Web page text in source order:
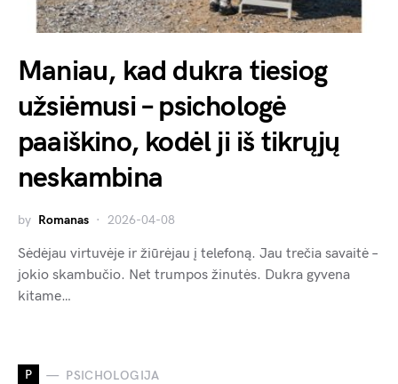
Maniau, kad dukra tiesiog
užsiėmusi – psichologė
paaiškino, kodėl ji iš tikrųjų
neskambina
by Romanas 2026-04-08
Sėdėjau virtuvėje ir žiūrėjau į telefoną. Jau trečia savaitė –
jokio skambučio. Net trumpos žinutės. Dukra gyvena
kitame…
P PSICHOLOGIJA